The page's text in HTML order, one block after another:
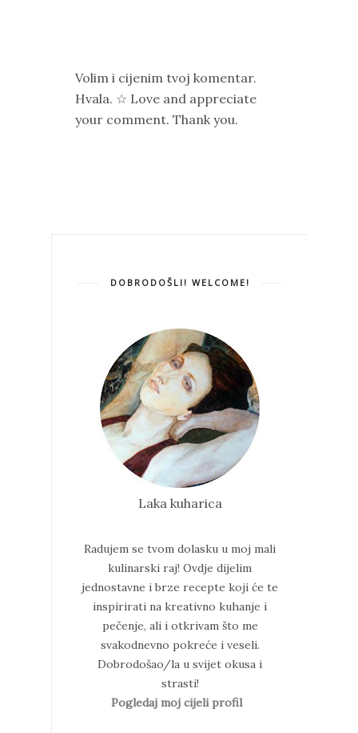
Volim i cijenim tvoj komentar.
Hvala. ☆ Love and appreciate
your comment. Thank you.
DOBRODOŠLI! WELCOME!
Laka kuharica
Radujem se tvom dolasku u moj mali
kulinarski raj! Ovdje dijelim
jednostavne i brze recepte koji će te
inspirirati na kreativno kuhanje i
pečenje, ali i otkrivam što me
svakodnevno pokreće i veseli.
Dobrodošao/la u svijet okusa i
strasti!
Pogledaj moj cijeli profil